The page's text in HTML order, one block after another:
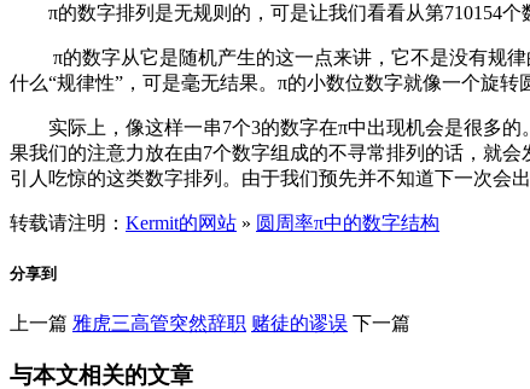
π的数字排列是无规则的，可是让我们看看从第710154个
π的数字从它是随机产生的这一点来讲，它不是没有规律
什么“规律性”，可是毫无结果。π的小数位数字就像一个旋转
实际上，像这样一串7个3的数字在π中出现机会是很多的
果我们的注意力放在由7个数字组成的不寻常排列的话，就会
引人吃惊的这类数字排列。由于我们预先并不知道下一次会
转载请注明： Kermit的网站 » 圆周率π中的数字结构
分享到
上一篇 雅虎三高管突然辞职 赌徒的谬误 下一篇
与本文相关的文章